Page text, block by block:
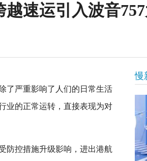
速运引入波音
了严重影响了人们的日常生活
业的正常运转，直接表现为对
防控措施升级影响，进出港航
慢